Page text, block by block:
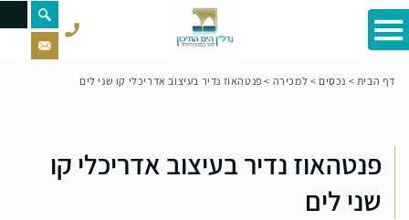
דף הבית > נכסים > למכירה > פנטהאוז נדיר בעיצוב אדריכלי קו שני לים
פנטהאוז נדיר בעיצוב אדריכלי קו
שני לים